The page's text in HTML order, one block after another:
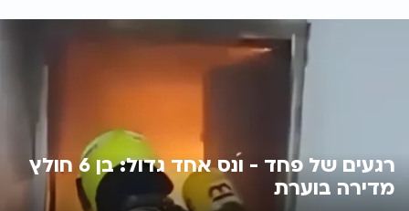
רגעים של פחד - ונס אחד גדול: בן 6 חולץ
מדירה בוערת